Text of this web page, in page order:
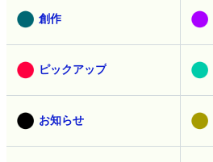
創作
ピックアップ
お知らせ